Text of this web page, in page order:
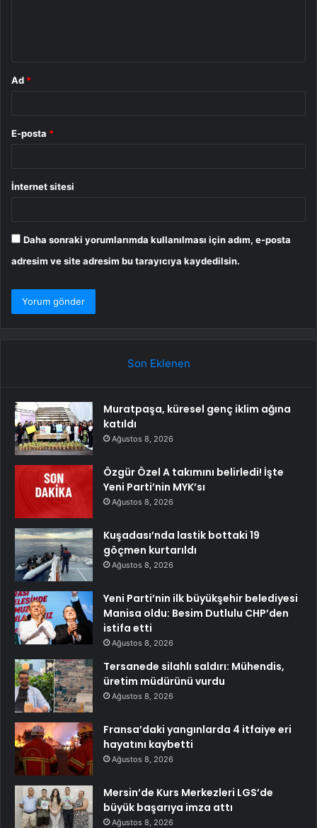
Ad *
E-posta *
İnternet sitesi
Daha sonraki yorumlarımda kullanılması için adım, e-posta
adresim ve site adresim bu tarayıcıya kaydedilsin.
Son Eklenen
Muratpaşa, küresel genç iklim ağına
katıldı
Ağustos 8, 2026
Özgür Özel A takımını belirledi! İşte
Yeni Parti’nin MYK’sı
Ağustos 8, 2026
Kuşadası’nda lastik bottaki 19
göçmen kurtarıldı
Ağustos 8, 2026
Yeni Parti’nin ilk büyükşehir belediyesi
Manisa oldu: Besim Dutlulu CHP’den
istifa etti
Ağustos 8, 2026
Tersanede silahlı saldırı: Mühendis,
üretim müdürünü vurdu
Ağustos 8, 2026
Fransa’daki yangınlarda 4 itfaiye eri
hayatını kaybetti
Ağustos 8, 2026
Mersin’de Kurs Merkezleri LGS’de
büyük başarıya imza attı
Ağustos 8, 2026